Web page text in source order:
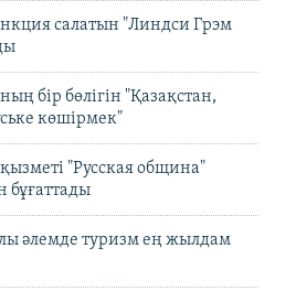
салатын "Линдси Грэм
бір бөлігін "Қазақстан,
көшірмек"
"Русская община"
әлемде туризм ең жылдам